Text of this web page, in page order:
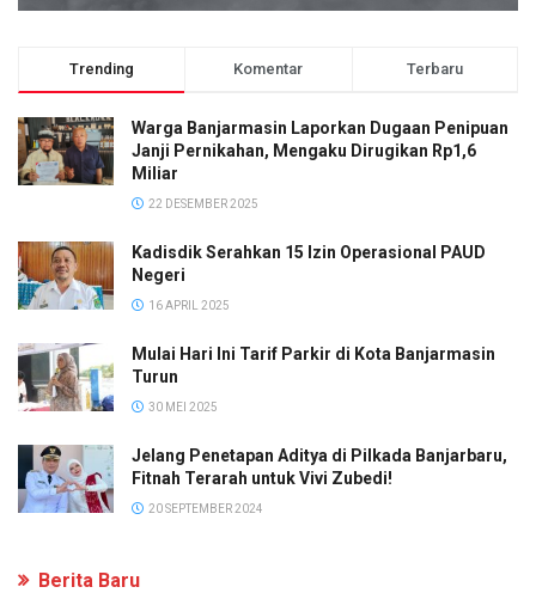
Trending Komentar Terbaru
Warga Banjarmasin Laporkan Dugaan Penipuan
Janji Pernikahan, Mengaku Dirugikan Rp1,6
Miliar
22 DESEMBER 2025
Kadisdik Serahkan 15 Izin Operasional PAUD
Negeri
16 APRIL 2025
Mulai Hari Ini Tarif Parkir di Kota Banjarmasin
Turun
30 MEI 2025
Jelang Penetapan Aditya di Pilkada Banjarbaru,
Fitnah Terarah untuk Vivi Zubedi!
20 SEPTEMBER 2024
Berita Baru